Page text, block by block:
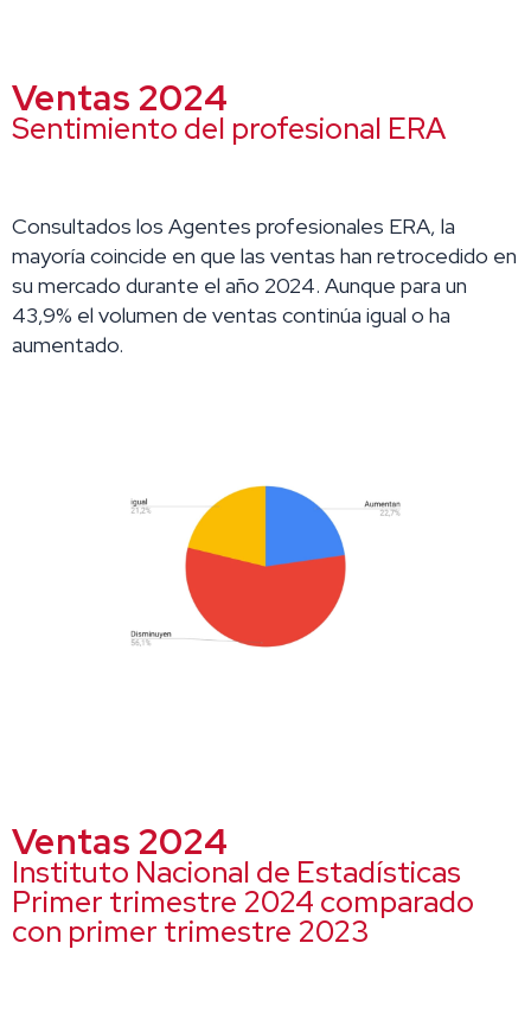
Ventas 2024
Sentimiento del profesional ERA
Consultados los Agentes profesionales ERA, la
mayoría coincide en que las ventas han retrocedido en
su mercado durante el año 2024. Aunque para un
43,9% el volumen de ventas continúa igual o ha
aumentado.
Ventas 2024
Instituto Nacional de Estadísticas
Primer trimestre 2024 comparado
con primer trimestre 2023